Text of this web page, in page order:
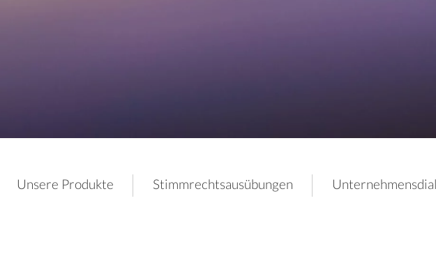
Unsere Produkte Stimmrechtsausübungen